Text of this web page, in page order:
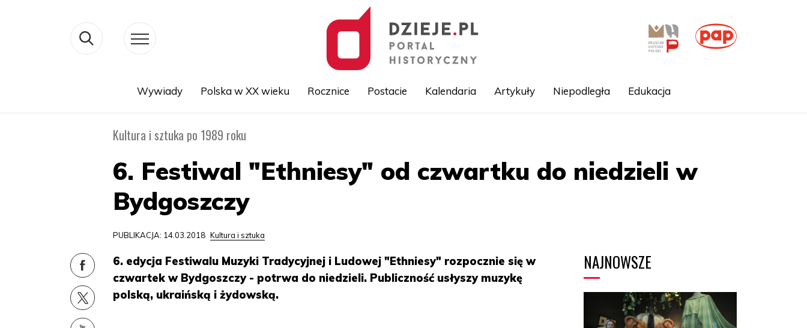
Wywiady Polska w XX wieku Rocznice Postacie Kalendaria Artykuły Niepodległa Edukacja
Kultura i sztuka po 1989 roku
6. Festiwal "Ethniesy" od czwartku do niedzieli w
Bydgoszczy
PUBLIKACJA: 14.03.2018 Kultura i sztuka
6. edycja Festiwalu Muzyki Tradycyjnej i Ludowej "Ethniesy" rozpocznie się w
czwartek w Bydgoszczy - potrwa do niedzieli. Publiczność usłyszy muzykę
polską, ukraińską i żydowską.
NAJNOWSZE